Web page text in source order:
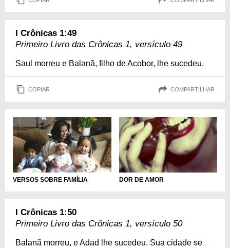
I Crônicas 1:49
Primeiro Livro das Crônicas 1, versículo 49
Saul morreu e Balanã, filho de Acobor, lhe sucedeu.
COPIAR COMPARTILHAR
VERSOS SOBRE FAMÍLIA DOR DE AMOR
I Crônicas 1:50
Primeiro Livro das Crônicas 1, versículo 50
Balanã morreu, e Adad lhe sucedeu. Sua cidade se